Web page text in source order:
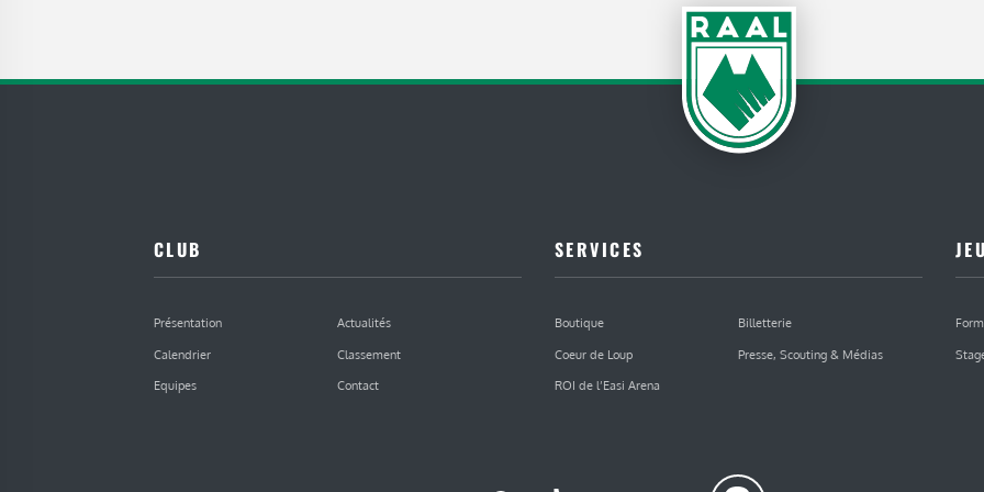
CLUB
Présentation
Actualités
Calendrier
Classement
Equipes
Contact
SERVICES
Boutique
Billetterie
Coeur de Loup
Presse, Scouting & Médias
ROI de l’Easi Arena